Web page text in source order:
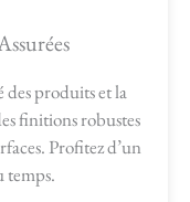
des produits et la
finitions robustes
Profitez d’un
temps.